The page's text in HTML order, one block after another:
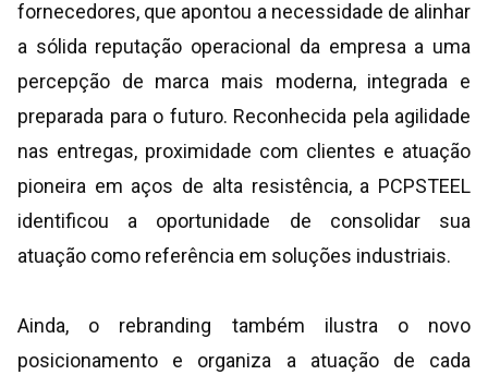
fornecedores, que apontou a necessidade de alinhar
a sólida reputação operacional da empresa a uma
percepção de marca mais moderna, integrada e
preparada para o futuro. Reconhecida pela agilidade
nas entregas, proximidade com clientes e atuação
pioneira em aços de alta resistência, a PCPSTEEL
identificou a oportunidade de consolidar sua
atuação como referência em soluções industriais.
Ainda, o rebranding também ilustra o novo
posicionamento e organiza a atuação de cada